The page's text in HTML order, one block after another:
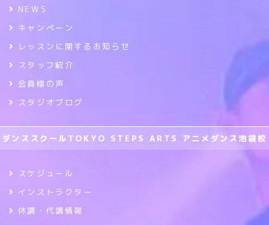
NEWS
キャンペーン
レッスンに関するお知らせ
スタッフ紹介
会員様の声
スタジオブログ
ダンススクールTOKYO STEPS ARTS アニメダンス池袋校
スケジュール
インストラクター
休講・代講情報